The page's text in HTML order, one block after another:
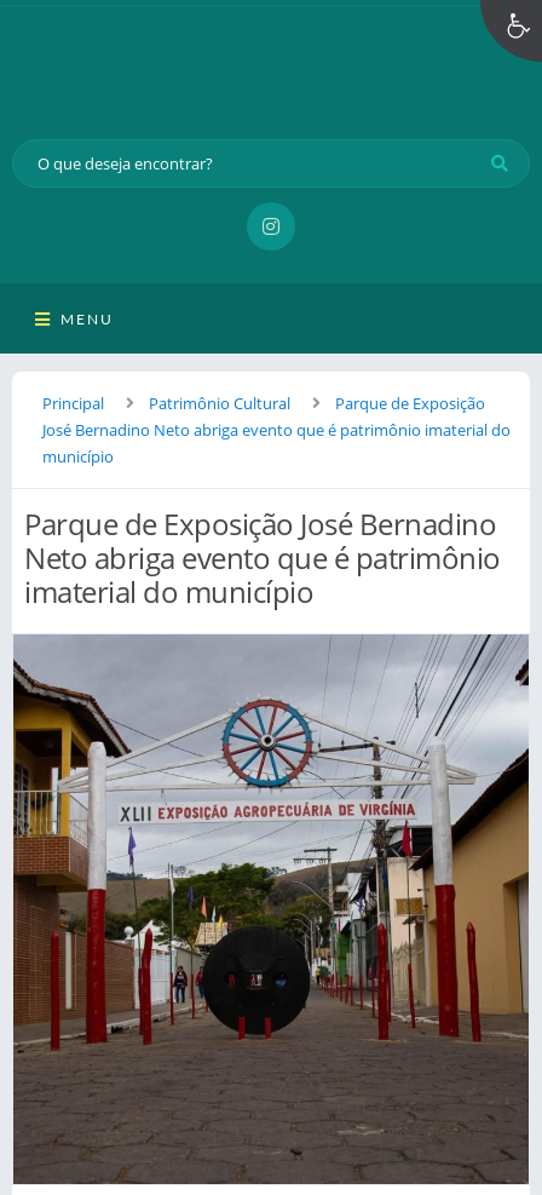
MENU
Principal Patrimônio Cultural
Parque de Exposição
José Bernadino Neto abriga evento que é patrimônio imaterial do
município
Parque de Exposição José Bernadino
Neto abriga evento que é patrimônio
imaterial do município